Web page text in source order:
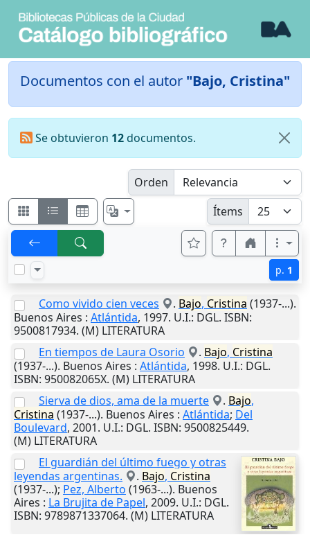
Documentos con el autor "Bajo, Cristina"
Se obtuvieron 12documentos.
Orden
Ítems
p. 1
Como vivido cien veces . Bajo, Cristina (1937-...).
Buenos Aires : Atlántida, 1997. U.I.: DGL. ISBN:
9500817934. (M) LITERATURA
En tiempos de Laura Osorio
. Bajo, Cristina
(1937-...). Buenos Aires : Atlántida, 1998. U.I.: DGL.
ISBN: 950082065X. (M) LITERATURA
Sierva de dios, ama de la muerte
. Bajo,
Cristina (1937-...). Buenos Aires : Atlántida; Del
Boulevard, 2001. U.I.: DGL. ISBN: 9500825449.
(M) LITERATURA
El guardián del último fuego y otras
leyendas argentinas.
. Bajo, Cristina
(1937-...); Pez, Alberto (1963-...). Buenos
Aires : La Brujita de Papel, 2009. U.I.: DGL.
ISBN: 9789871337064. (M) LITERATURA